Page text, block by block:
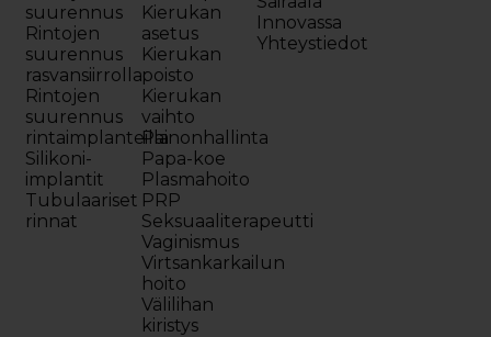
suurennus
Rintojen
suurennus
rasvansiirrolla
Rintojen
suurennus
rintaimplanteilla
Silikoni-
implantit
Tubulaariset
rinnat
Kierukan
asetus
Kierukan
poisto
Kierukan
vaihto
Painonhallinta
Papa-koe
Plasmahoito
PRP
Seksuaaliterapeutti
Vaginismus
Virtsankarkailun
hoito
Välilihan
kiristys
Innovassa
Yhteystiedot